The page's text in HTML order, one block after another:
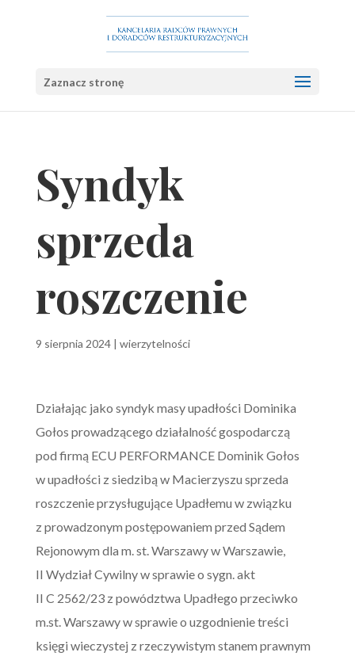
Zaznacz stronę
Syndyk
sprzeda
roszczenie
9 sierpnia 2024| wierzytelności
Działając jako syndyk masy upadłości Dominika
Gołos prowadzącego działalność gospodarczą
pod firmą ECU PERFORMANCE Dominik Gołos
w upadłości z siedzibą w Macierzyszu sprzeda
roszczenie przysługujące Upadłemu w związku
z prowadzonym postępowaniem przed Sądem
Rejonowym dla m. st. Warszawy w Warszawie,
II Wydział Cywilny w sprawie o sygn. akt
II C 2562/23 z powództwa Upadłego przeciwko
m.st. Warszawy w sprawie o uzgodnienie treści
księgi wieczystej z rzeczywistym stanem prawnym